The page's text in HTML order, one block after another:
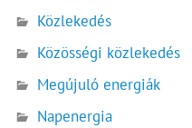
Közlekedés
Közösségi közlekedés
Megújuló energiák
Napenergia